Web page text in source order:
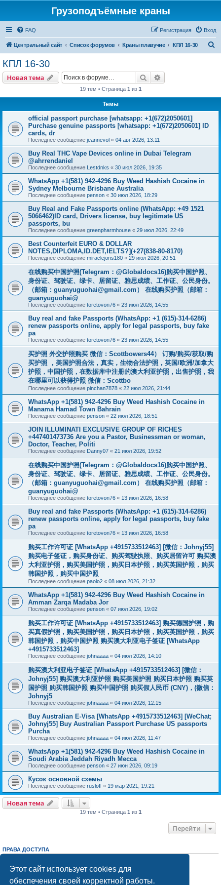
Этот сайт использует cookies для
обеспечения своей корректной работы.
Грузоподъёмные краны
FAQ Вход
Регистрация
Центральный сайт Список форумов Краны плавучие КПЛ 16-30
КПЛ 16-30
Новая тема Поиск
19 тем • Страница 1 из 1
Темы
official passport purchase [whatsapp: +1(672)2050601]
Purchase genuine passports [whatsapp: +1(672)2050601] ID
cards, dr
Последнее сообщение jeannevol « 04 авг 2026, 13:11
Buy Real THC Vape Devices online in Dubai Telegram
@ahrrendaniel
Последнее сообщение Lestdnks « 30 июл 2026, 19:35
WhatsApp +1(581) 942-4296 Buy Weed Hashish Cocaine in
Sydney Melbourne Brisbane Australia
Последнее сообщение penson « 30 июл 2026, 18:29
Buy Real and Fake Passports online (WhatsApp: +49 1521
5066462)ID card, Drivers license, buy legitimate US
passports, bu
Последнее сообщение greenpharmhouse « 29 июл 2026, 22:49
Best Counterfeit EURO & DOLLAR
NOTES,DIPLOMA,ID.DET,IELTS?](+27(838-80-8170)
Последнее сообщение miraclejons180 « 29 июл 2026, 20:51
在线购买中国护照(Telegram：@Globaldocs16)购买中国护照、
身份证、驾驶证、绿卡、居留证、雅思成绩、工作证、公民身份。
（邮箱： guanyuguohai@gmail.com ） 在线购买护照（邮箱：
guanyuguohai@
Последнее сообщение toretovon76 « 23 июл 2026, 14:55
Buy real and fake Passports (WhatsApp: +1 (615)-314-6286)
renew passports online, apply for legal passports, buy fake
pa
Последнее сообщение toretovon76 « 23 июл 2026, 14:55
买护照 外交护照购买 微信：Scottbowers44） 订购/购买/获取/购
买护照 ，美国护照合法，真实，生物合法护照，英国/欧洲/加拿大
护照，中国护照，在数据库中注册的澳大利亚护照，出售护照，我
在哪里可以获得护照 微信：Scottbo
Последнее сообщение pinchan7878 « 22 июл 2026, 21:44
WhatsApp +1(581) 942-4296 Buy Weed Hashish Cocaine in
Manama Hamad Town Bahrain
Последнее сообщение penson « 22 июл 2026, 18:51
JOIN ILLUMINATI EXCLUSIVE GROUP OF RICHES
+447401473736 Are you a Pastor, Businessman or woman,
Doctor, Teacher, Politi
Последнее сообщение Danny07 « 21 июл 2026, 19:52
在线购买中国护照(Telegram：@Globaldocs16)购买中国护照、
身份证、驾驶证、绿卡、居留证、雅思成绩、工作证、公民身份。
（邮箱： guanyuguohai@gmail.com ） 在线购买护照（邮箱：
guanyuguohai@
Последнее сообщение toretovon76 « 13 июл 2026, 16:58
Buy real and fake Passports (WhatsApp: +1 (615)-314-6286)
renew passports online, apply for legal passports, buy fake
pa
Последнее сообщение toretovon76 « 13 июл 2026, 16:58
购买工作许可证 [WhatsApp +4915733512463] [微信：Johnyj55]
购买电子签证，购买身份证、购买驾驶执照、购买居留许可 购买澳
大利亚护照，购买美国护照，购买日本护照，购买英国护照，购买
韩国护照，购买中国护照
Последнее сообщение paolo2 « 08 июл 2026, 21:32
WhatsApp +1(581) 942-4296 Buy Weed Hashish Cocaine in
Amman Zarqa Madaba Jor
Последнее сообщение penson « 07 июл 2026, 19:02
购买工作许可证 [WhatsApp +4915733512463] 购买德国护照，购
买真假护照，购买美国护照，购买日本护照，购买英国护照，购买
韩国护照，购买中国护照 购买澳大利亚电子签证 [WhatsApp
+4915733512463]
Последнее сообщение johnaaaa « 04 июл 2026, 14:10
购买澳大利亚电子签证 [WhatsApp +4915733512463] [微信：
Johnyj55] 购买澳大利亚护照 购买美国护照 购买日本护照 购买英
国护照 购买韩国护照 购买中国护照 购买假人民币 (CNY)，(微信：
Johnyj5
Последнее сообщение johnaaaa « 04 июл 2026, 12:15
Buy Australian E-Visa [WhatsApp +4915733512463] [WeChat;
Johnyj55] Buy Australian Passport Purchase US passports
Purcha
Последнее сообщение johnaaaa « 04 июл 2026, 11:47
WhatsApp +1(581) 942-4296 Buy Weed Hashish Cocaine in
Soudi Arabia Jeddah Riyadh Mecca
Последнее сообщение penson « 27 июн 2026, 09:19
Кусок основной схемы
Последнее сообщение rusloff « 19 мар 2021, 19:21
Новая тема
19 тем • Страница 1 из 1
Перейти
ПРАВА ДОСТУПА
Выне можетеотвечать на сообщения
Выне можетередактировать свои сообщения
Выне можетеудалять свои сообщения